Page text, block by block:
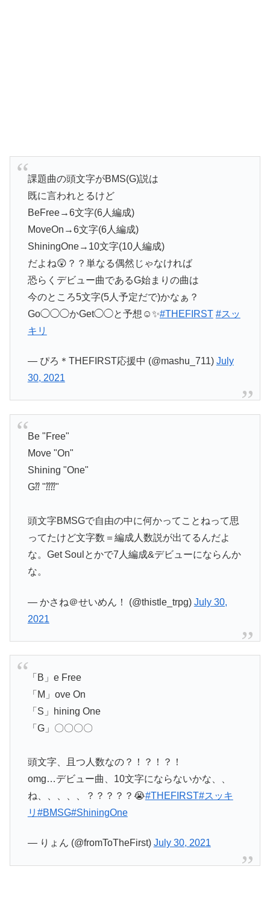
課題曲の頭文字がBMS(G)説は
既に言われとるけど
BeFree→6文字(6人編成)
MoveOn→6文字(6人編成)
ShiningOne→10文字(10人編成)
だよね😲？？単なる偶然じゃなければ
恐らくデビュー曲であるG始まりの曲は
今のところ5文字(5人予定だで)かなぁ？
Go◯◯◯かGet◯◯と予想☺️✨#THEFIRST #スッ
キリ
— ぴろ＊THEFIRST応援中 (@mashu_711) July
30, 2021
Be "Free"
Move "On"
Shining "One"
G⁇ "⁇⁇"
頭文字BMSGで自由の中に何かってことねって思
ってたけど文字数＝編成人数説が出てるんだよ
な。Get Soulとかで7人編成&デビューにならんか
な。
— かさね＠せいめん！ (@thistle_trpg) July 30,
2021
「B」e Free
「M」ove On
「S」hining One
「G」〇〇〇〇
頭文字、且つ人数なの？！？！？！
omg…デビュー曲、10文字にならないかな、、
ね、、、、、？？？？？😭#THEFIRST#スッキ
リ #BMSG#ShiningOne
— りょん (@fromToTheFirst) July 30, 2021